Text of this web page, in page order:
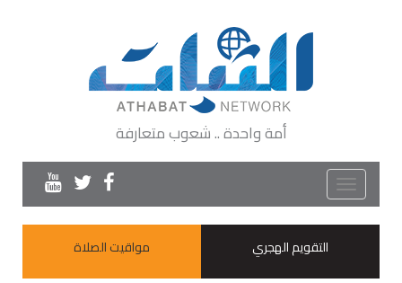
أمة واحدة .. شعوب متعارفة
Toggle
navigation
التقويم الهجري
مواقيت الصلاة